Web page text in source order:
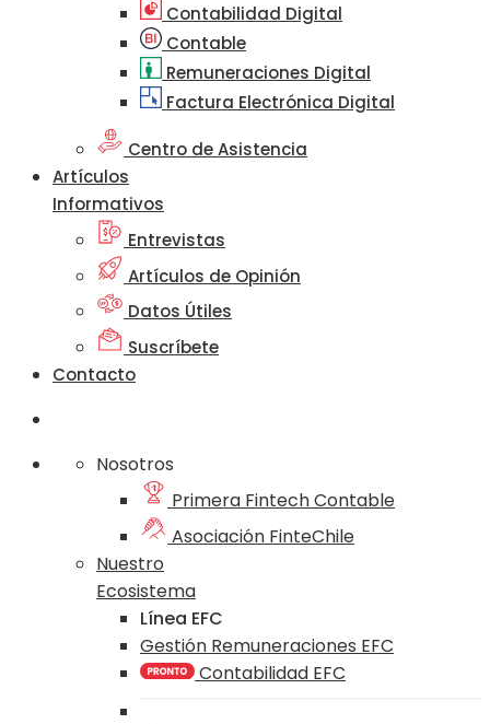
Contabilidad Digital
Contable
Remuneraciones Digital
Factura Electrónica Digital
Centro de Asistencia
Artículos
Informativos
Entrevistas
Artículos de Opinión
Datos Útiles
Suscríbete
Contacto
Nosotros
Primera Fintech Contable
Asociación FinteChile
Nuestro
Ecosistema
Línea EFC
Gestión Remuneraciones EFC
Contabilidad EFC